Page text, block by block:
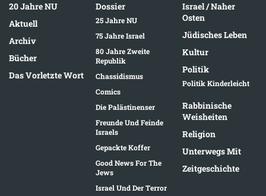
20 Jahre NU
Aktuell
Archiv
Bücher
Das Vorletzte Wort
Dossier
25 Jahre NU
75 Jahre Israel
80 Jahre Zweite
Republik
Chassidismus
Comics
Die Palästinenser
Freunde Und Feinde
Israels
Gepackte Koffer
Good News For The
Jews
Israel Und Der Terror
Israel / Naher
Osten
Jüdisches Leben
Kultur
Politik
Politik Kinderleicht
Rabbinische
Weisheiten
Religion
Unterwegs Mit
Zeitgeschichte